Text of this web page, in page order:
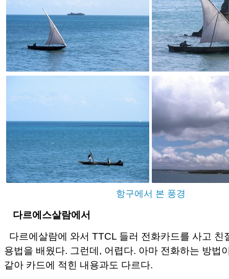
항구에서 본 풍경
다르에스살람에서
다르에살람에 와서 TTCL 들러 전화카드를 사고 친
용법을 배웠다. 그런데, 어렵다. 아마 전화하는 방법
같아 카드에 적힌 내용과도 다르다.